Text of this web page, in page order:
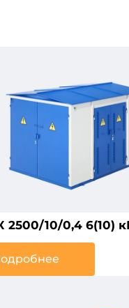
2500/10/0,4 6(10)